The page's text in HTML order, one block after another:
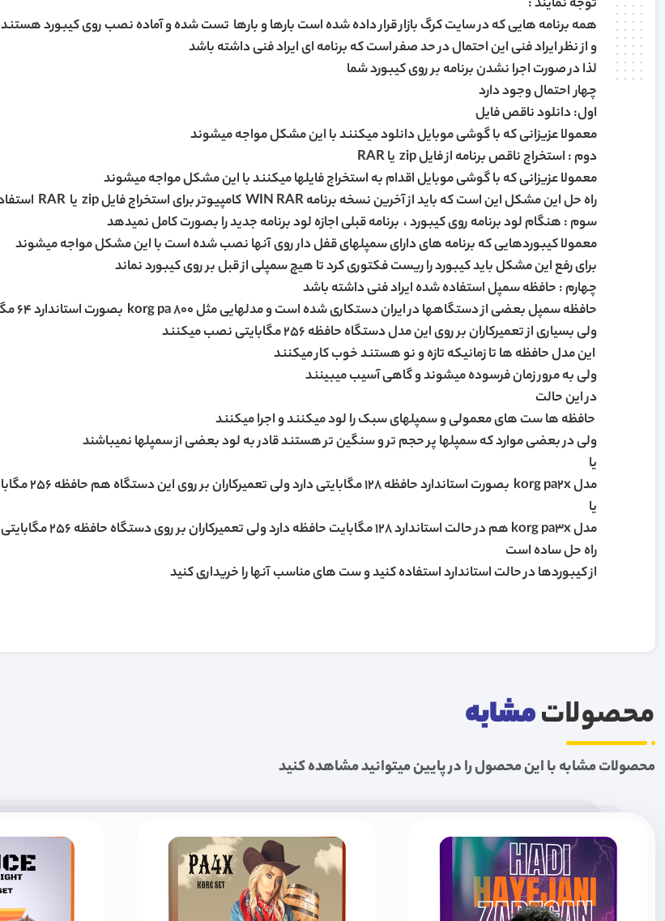
همه برنامه هایی که در سایت کرگ بازار قرار داده شده است بارها و بارها تست شده و آماده نصب روی کیبورد هستند
و از نظر ایراد فنی این احتمال در حد صفر است که برنامه ای ایراد فنی داشته باشد
لذا در صورت اجرا نشدن برنامه بر روی کیبورد شما
چهار احتمال وجود دارد
اول: دانلود ناقص فایل
معمولا عزیزانی که با گوشی موبایل دانلود میکنند با این مشکل مواجه میشوند
دوم : استخراج ناقص برنامه از فایل zip یا RAR
معمولا عزیزانی که با گوشی موبایل اقدام به استخراج فایلها میکنند با این مشکل مواجه میشوند
راه حل این مشکل این است که باید از آخرین نسخه برنامه WIN RAR کامپیوتر برای استخراج فایل zip یا RAR استفاده شود
سوم : هنگام لود برنامه روی کیبورد ، برنامه قبلی اجازه لود برنامه جدید را بصورت کامل نمیدهد
معمولا کیبوردهایی که برنامه های دارای سمپلهای قفل دار روی آنها نصب شده است با این مشکل مواجه میشوند
برای رفع این مشکل باید کیبورد را ریست فکتوری کرد تا هیچ سمپلی از قبل بر روی کیبورد نماند
چهارم : حافظه سمپل استفاده شده ایراد فنی داشته باشد
حافظه سمپل بعضی از دستگاهها در ایران دستکاری شده است و مدلهایی مثل korg pa 800 بصورت استاندارد 64 مگابایت حافظه سمپل دارد
ولی بسیاری از تعمیرکاران بر روی این مدل دستگاه حافظه 256 مگابایتی نصب میکنند
این مدل حافظه ها تا زمانیکه تازه و نو هستند خوب کار میکنند
ولی به مرور زمان فرسوده میشوند و گاهی آسیب میبینند
در این حالت
حافظه ها ست های معمولی و سمپلهای سبک را لود میکنند و اجرا میکنند
ولی در بعضی موارد که سمپلها پر حجم تر و سنگین تر هستند قادر به لود بعضی از سمپلها نمیباشند
یا
مدل korg pa2x بصورت استاندارد حافظه 128 مگابایتی دارد ولی تعمیرکاران بر روی این دستگاه هم حافظه 256 مگابایتی نصب میکنند
یا
مدل korg pa3x هم در حالت استاندارد 128 مگابایت حافظه دارد ولی تعمیرکاران بر روی دستگاه حافظه 256 مگابایتی نصب میکنند
راه حل ساده است
از کیبوردها در حالت استاندارد استفاده کنید و ست های مناسب آنها را خریداری کنید
محصولاتمشابه
محصولات مشابه با این محصول را در پایین میتوانید مشاهده کنید